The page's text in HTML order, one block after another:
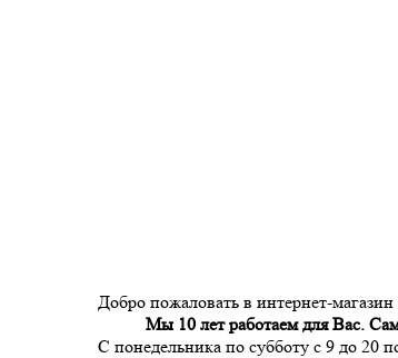
Добро пожаловать в интернет-
Мы 10 лет работаем для Вас.
С понедельника по субботу с 9 до 20